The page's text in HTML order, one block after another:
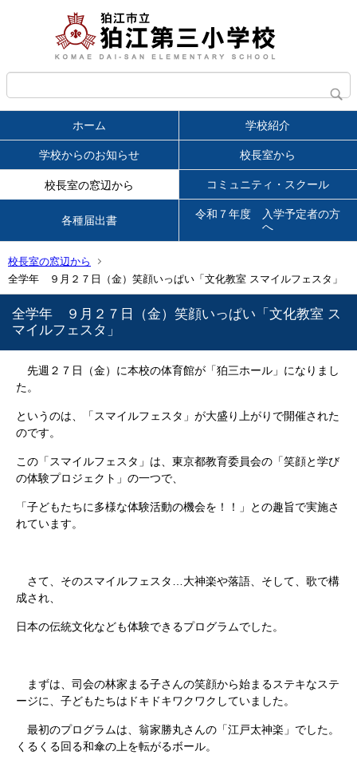
ホーム 学校紹介
学校からのお知らせ 校長室から
校長室の窓辺から コミュニティ・スクール
各種届出書
令和７年度 入学予定者の方
へ
校長室の窓辺から
全学年 ９月２７日（金）笑顔いっぱい「文化教室 スマイルフェスタ」
全学年 ９月２７日（金）笑顔いっぱい「文化教室 ス
マイルフェスタ」
先週２７日（金）に本校の体育館が「狛三ホール」になりまし
た。
というのは、「スマイルフェスタ」が大盛り上がりで開催された
のです。
この「スマイルフェスタ」は、東京都教育委員会の「笑顔と学び
の体験プロジェクト」の一つで、
「子どもたちに多様な体験活動の機会を！！」との趣旨で実施さ
れています。
さて、そのスマイルフェスタ…大神楽や落語、そして、歌で構
成され、
日本の伝統文化なども体験できるプログラムでした。
まずは、司会の林家まる子さんの笑顔から始まるステキなステ
ージに、子どもたちはドキドキワクワクしていました。
最初のプログラムは、翁家勝丸さんの「江戸太神楽」でした。
くるくる回る和傘の上を転がるボール。